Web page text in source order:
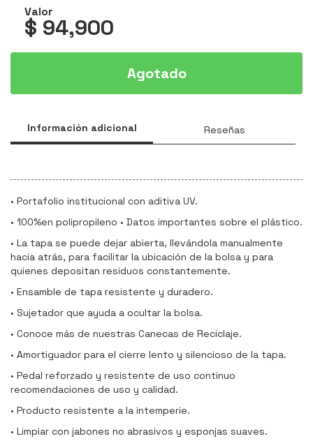
Valor
$ 94,900
Agotado
Información adicional Reseñas
• Portafolio institucional con aditiva UV.
• 100%en polipropileno • Datos importantes sobre el plástico.
• La tapa se puede dejar abierta, llevándola manualmente
hacia atrás, para facilitar la ubicación de la bolsa y para
quienes depositan residuos constantemente.
• Ensamble de tapa resistente y duradero.
• Sujetador que ayuda a ocultar la bolsa.
• Conoce más de nuestras Canecas de Reciclaje.
• Amortiguador para el cierre lento y silencioso de la tapa.
• Pedal reforzado y resistente de uso continuo
recomendaciones de uso y calidad.
• Producto resistente a la intemperie.
• Limpiar con jabones no abrasivos y esponjas suaves.